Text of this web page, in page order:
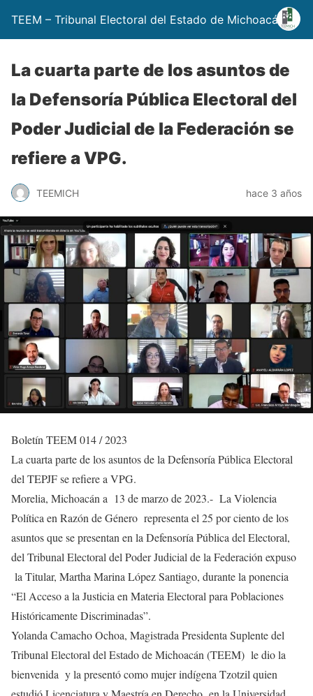
TEEM – Tribunal Electoral del Estado de Michoacán
La cuarta parte de los asuntos de
la Defensoría Pública Electoral del
Poder Judicial de la Federación se
refiere a VPG.
TEEMICH hace 3 años
Boletín TEEM 014 / 2023
La cuarta parte de los asuntos de la Defensoría Pública Electoral
del TEPJF se refiere a VPG.
Morelia, Michoacán a 13 de marzo de 2023.- La Violencia
Política en Razón de Género representa el 25 por ciento de los
asuntos que se presentan en la Defensoría Pública del Electoral,
del Tribunal Electoral del Poder Judicial de la Federación expuso
la Titular, Martha Marina López Santiago, durante la ponencia
“El Acceso a la Justicia en Materia Electoral para Poblaciones
Históricamente Discriminadas”.
Yolanda Camacho Ochoa, Magistrada Presidenta Suplente del
Tribunal Electoral del Estado de Michoacán (TEEM) le dio la
bienvenida y la presentó como mujer indígena Tzotzil quien